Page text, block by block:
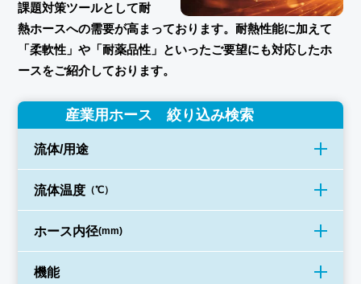
課題対策ツールとして耐
熱ホースへの需要が高まっております。耐熱性能に加えて
「柔軟性」や「耐薬品性」といったご要望にも対応したホ
ースをご紹介しております。
産業用ホース 絞り込み検索
流体/用途
流体温度 （℃）
ホース内径(mm)
機能